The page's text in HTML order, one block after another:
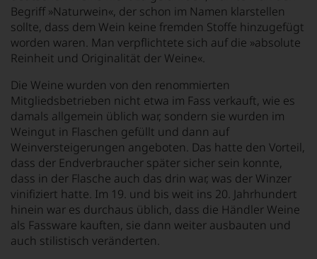
Begriff »Naturwein«, der schon im Namen klarstellen
sollte, dass dem Wein keine fremden Stoffe hinzugefügt
worden waren. Man verpflichtete sich auf die »absolute
Reinheit und Originalität der Weine«.
Die Weine wurden von den renommierten
Mitgliedsbetrieben nicht etwa im Fass verkauft, wie es
damals allgemein üblich war, sondern sie wurden im
Weingut in Flaschen gefüllt und dann auf
Weinversteigerungen angeboten. Das hatte den Vorteil,
dass der Endverbraucher später sicher sein konnte,
dass in der Flasche auch das drin war, was der Winzer
vinifiziert hatte. Im 19. und bis weit ins 20. Jahrhundert
hinein war es durchaus üblich, dass die Händler Weine
als Fassware kauften, sie dann weiter ausbauten und
auch stilistisch veränderten.